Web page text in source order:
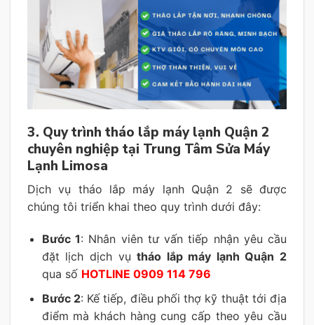
3. Quy trình tháo lắp máy lạnh Quận 2
chuyên nghiệp tại Trung Tâm Sửa Máy
Lạnh Limosa
Dịch vụ tháo lắp máy lạnh Quận 2 sẽ được
chúng tôi triển khai theo quy trình dưới đây:
Bước 1: Nhân viên tư vấn tiếp nhận yêu cầu
đặt lịch dịch vụtháo lắp máy lạnh Quận 2
qua số HOTLINE 0909 114 796
Bước 2: Kế tiếp, điều phối thợ kỹ thuật tới địa
điểm mà khách hàng cung cấp theo yêu cầu